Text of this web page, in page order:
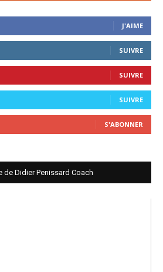
J'AIME
SUIVRE
SUIVRE
SUIVRE
S'ABONNER
de Didier Penissard Coach